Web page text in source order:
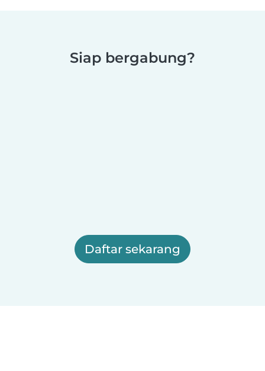
Siap bergabung?
Daftar sekarang